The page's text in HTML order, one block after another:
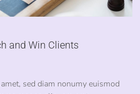
and Win Clients
sed diam nonumy euismod